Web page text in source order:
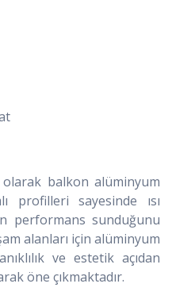
balkon alüminyum
profilleri sayesinde ısı
performans sunduğunu
alanları için alüminyum
ve estetik açıdan
öne çıkmaktadır.